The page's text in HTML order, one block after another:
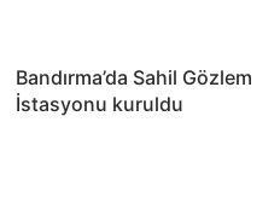
Bandırma’da Sahil Gözlem
İstasyonu kuruldu